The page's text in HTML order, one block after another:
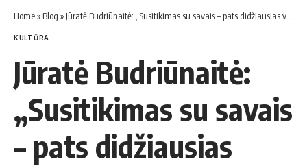
Home» Blog » Jūratė Budriūnaitė: „Susitikimas su savais – pats didžiausias vaidmuo“
KULTŪRA
Jūratė Budriūnaitė:
„Susitikimas su savais
– pats didžiausias